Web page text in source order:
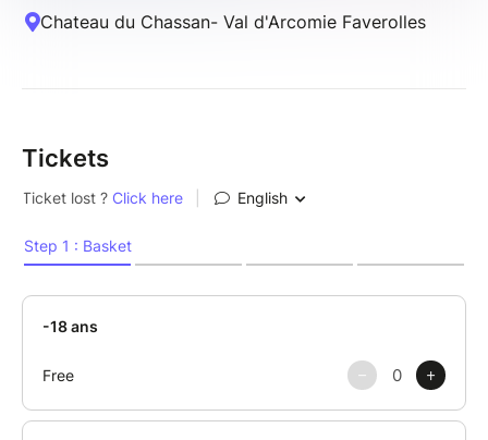
Chateau du Chassan- Val d'Arcomie Faverolles
Tickets